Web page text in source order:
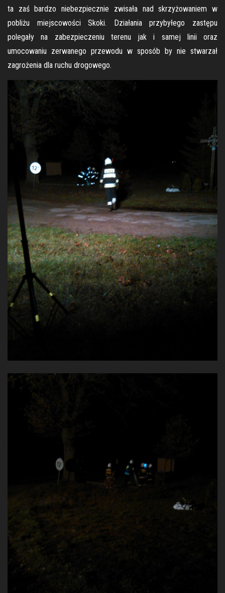
ta zaś bardzo niebezpiecznie zwisała nad skrzyżowaniem w
pobliżu miejscowości Skoki. Działania przybyłego zastępu
polegały na zabezpieczeniu terenu jak i samej linii oraz
umocowaniu zerwanego przewodu w sposób by nie stwarzał
zagrożenia dla ruchu drogowego.